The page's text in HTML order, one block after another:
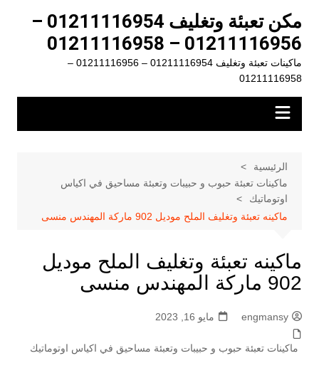
المحتوى
مكن تعبئة وتغليف 01211116954 –
01211116956 – 01211116958
ماكينات تعبئة وتغليف 01211116954 – 01211116956 –
01211116958
الرئيسية
ماكينات تعبئة حبوب و حبيبات وتعبئة مساحيق في اكياس
اوتوماتيك
ماكينه تعبئة وتغليف الملح موديل 902 ماركة المهندس منسى
ماكينه تعبئة وتغليف الملح موديل
902 ماركة المهندس منسى
engmansy مايو 16, 2023
ماكينات تعبئة حبوب و حبيبات وتعبئة مساحيق في اكياس اوتوماتيك